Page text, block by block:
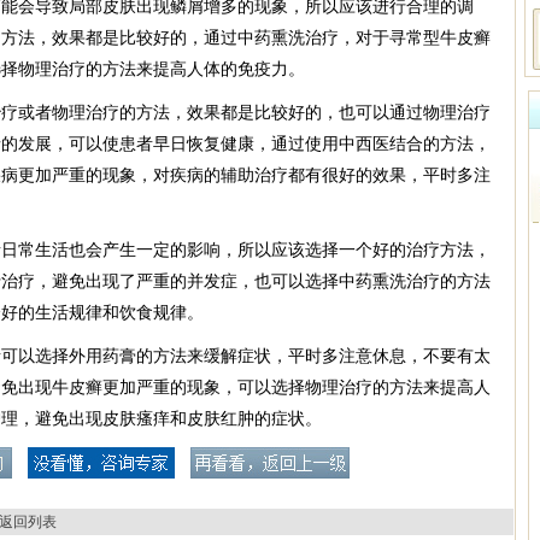
会导致局部皮肤出现鳞屑增多的现象，所以应该进行合理的调
法，效果都是比较好的，通过中药熏洗治疗，对于寻常型牛皮癣
物理治疗的方法来提高人体的免疫力。
或者物理治疗的方法，效果都是比较好的，也可以通过物理治疗
发展，可以使患者早日恢复健康，通过使用中西医结合的方法，
更加严重的现象，对疾病的辅助治疗都有很好的效果，平时多注
常生活也会产生一定的影响，所以应该选择一个好的治疗方法，
疗，避免出现了严重的并发症，也可以选择中药熏洗治疗的方法
的生活规律和饮食规律。
以选择外用药膏的方法来缓解症状，平时多注意休息，不要有太
出现牛皮癣更加严重的现象，可以选择物理治疗的方法来提高人
，避免出现皮肤瘙痒和皮肤红肿的症状。
返回列表